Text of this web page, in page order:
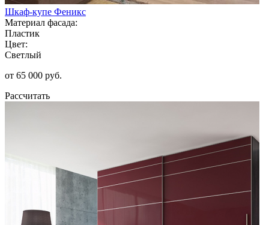
Шкаф-купе Феникс
Материал фасада:
Пластик
Цвет:
Светлый
от 65 000 руб.
Рассчитать